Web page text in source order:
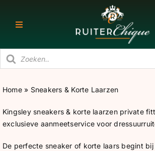
naar
Toggle
RUITER
PAARD
STAL
Home» Sneakers & Korte Laarzen
Kingsley sneakers & korte laarzen private
exclusieve aanmeetservice voor
De perfecte sneaker of korte laars begint